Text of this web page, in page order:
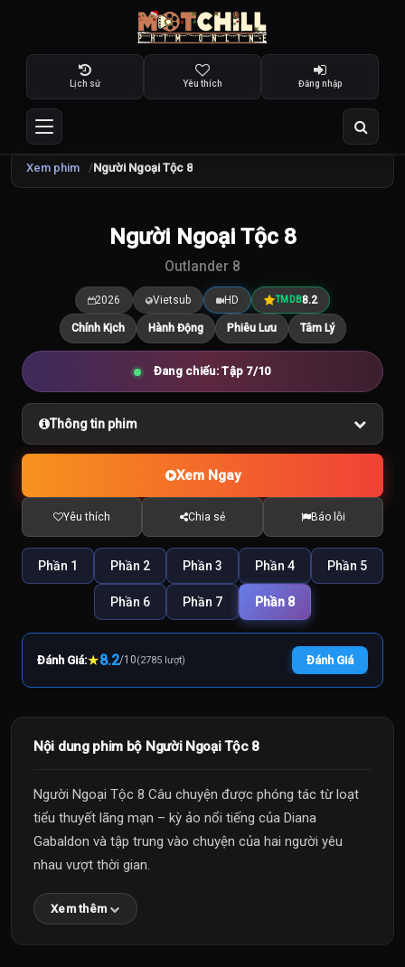
Lịch sử Yêu thích Đăng nhập
Xem phim Người Ngoại Tộc 8
8.2
Người Ngoại Tộc 8
Outlander 8
2026 Vietsub HD TMDB8.2
Chính Kịch Hành Động Phiêu Lưu Tâm Lý
Đang chiếu: Tập 7/10
Thông tin phim
Xem Ngay
Yêu thích Chia sẻ Báo lỗi
Phần 1 Phần 2 Phần 3 Phần 4 Phần 5
Phần 6 Phần 7 Phần 8
Đánh Giá:★8.2/10(2785 lượt) Đánh Giá
Nội dung phim bộ Người Ngoại Tộc 8
Người Ngoại Tộc 8 Câu chuyện được phóng tác từ loạt
tiểu thuyết lãng mạn – kỳ ảo nổi tiếng của Diana
Gabaldon và tập trung vào chuyện của hai người yêu
nhau vượt thời gian.
Xem thêm